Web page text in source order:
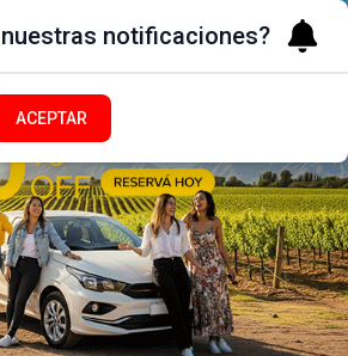
notificaciones?
ACEPTAR